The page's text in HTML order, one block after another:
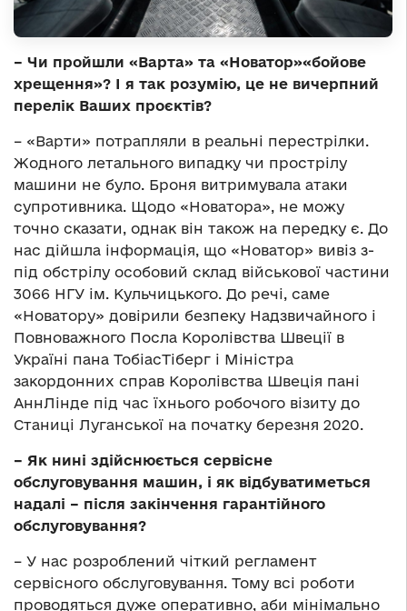
– Чи пройшли «Варта» та «Новатор»«бойове
хрещення»? І я так розумію, це не вичерпний
перелік Ваших проєктів?
– «Варти» потрапляли в реальні перестрілки.
Жодного летального випадку чи прострілу
машини не було. Броня витримувала атаки
супротивника. Щодо «Новатора», не можу
точно сказати, однак він також на передку є. До
нас дійшла інформація, що «Новатор» вивіз з-
під обстрілу особовий склад військової частини
3066 НГУ ім. Кульчицького. До речі, саме
«Новатору» довірили безпеку Надзвичайного і
Повноважного Посла Королівства Швеції в
Україні пана ТобіасТіберг і Міністра
закордонних справ Королівства Швеція пані
АннЛінде під час їхнього робочого візиту до
Станиці Луганської на початку березня 2020.
– Як нині здійснюється сервісне
обслуговування машин, і як відбуватиметься
надалі – після закінчення гарантійного
обслуговування?
– У нас розроблений чіткий регламент
сервісного обслуговування. Тому всі роботи
проводяться дуже оперативно, аби мінімально